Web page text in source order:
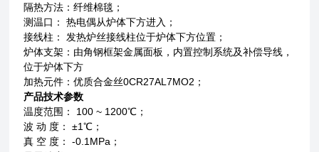
隔热方法：纤维棉毯；
测温口： 热电偶从炉体下方进入；
接线柱： 发热炉丝接线柱位于炉体下方位置；
炉体支架：由角钢框架金属面板，内置控制系统及补偿导线，
位于炉体下方
加热元件：优质合金丝0CR27AL7MO2 ；
产品技术参数
温度范围：
100 ~ 1200℃；
波 动 度： ±1℃；
真 空 度：
-0.1MPa ；